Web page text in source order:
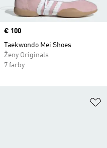
Price
€ 100
Taekwondo Mei Shoes
Ženy Originals
7 farby